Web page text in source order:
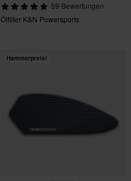
59 Bewertungen
Ölfilter K&N Powersports
Hammerpreis!